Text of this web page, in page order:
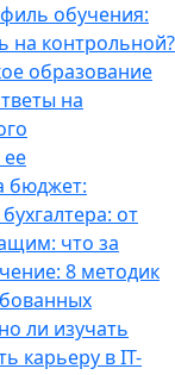
обучения:
на контрольной?
образование
на
бюджет:
от
что за
8 методик
ли изучать
карьеру в IT-